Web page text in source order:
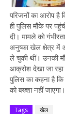
परिजनों का आरोप है
ही पुलिस मौके पर
दी। मामले को
अनुष्का खेल क्षेत्र में
ले चुकी थीं। उनकी
आक्रोश देखा जा रहा
पुलिस का कहना है कि
को बख्शा नहीं जाएगा।
Tags खेल